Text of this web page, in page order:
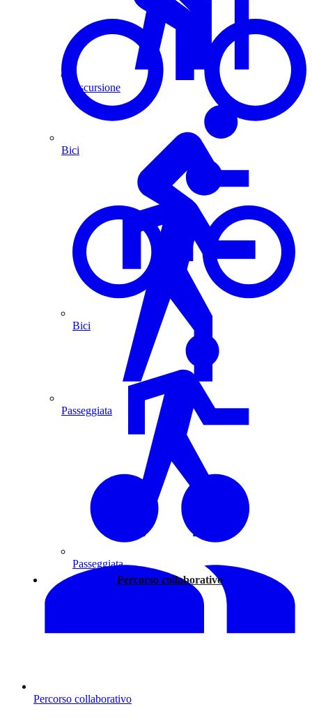
Escursione
Bici
Passeggiata
Percorso collaborativo
Bici
Passeggiata
Percorso collaborativo